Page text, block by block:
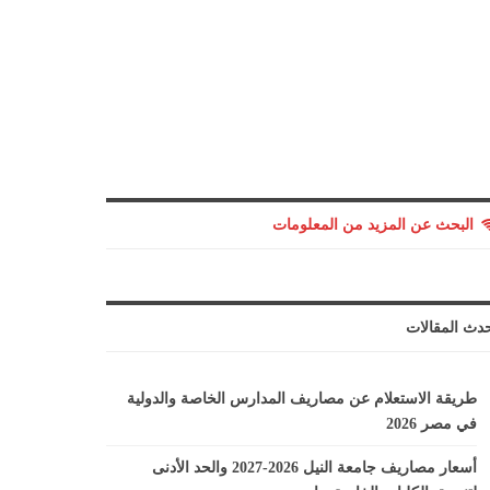
البحث عن المزيد من المعلومات
المقالات
طريقة الاستعلام عن مصاريف المدارس الخاصة والدولية
في مصر 2026
أسعار مصاريف جامعة النيل 2026-2027 والحد الأدنى